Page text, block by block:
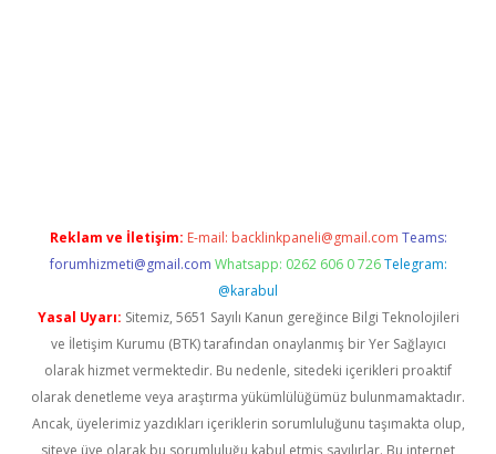
Reklam ve İletişim: E-mail: backlinkpaneli@gmail.com Teams:
forumhizmeti@gmail.com Whatsapp: 0262 606 0 726 Telegram:
@karabul
Yasal Uyarı: Sitemiz, 5651 Sayılı Kanun gereğince Bilgi Teknolojileri
ve İletişim Kurumu (BTK) tarafından onaylanmış bir Yer Sağlayıcı
olarak hizmet vermektedir. Bu nedenle, sitedeki içerikleri proaktif
olarak denetleme veya araştırma yükümlülüğümüz bulunmamaktadır.
Ancak, üyelerimiz yazdıkları içeriklerin sorumluluğunu taşımakta olup,
siteye üye olarak bu sorumluluğu kabul etmiş sayılırlar. Bu internet